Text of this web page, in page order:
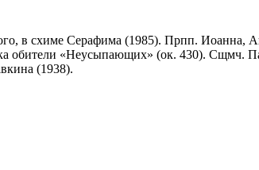
в схиме Серафима (1985). Прпп.
обители «Неусыпающих» (ок. 430). Сщмч.
(1938).